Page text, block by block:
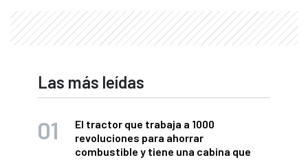
Las más leídas
El tractor que trabaja a 1000
revoluciones para ahorrar
combustible y tiene una cabina que